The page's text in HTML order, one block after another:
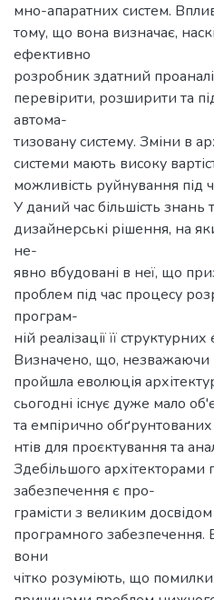
мно-апаратних систем.
тому, що вона визначає,
ефективно
розробник здатний
перевірити, розширити та
автома-
тизовану систему. Зміни в
системи мають високу
можливість руйнування під
У даний час більшість знань
дизайнерські рішення, на
не-
явно вбудовані в неї, що
проблем під час процесу
програм-
ній реалізації її
Визначено, що, незважаючи
пройшла еволюція
сьогодні існує дуже мало
та емпірично
нтів для проєктування та
Здебільшого архітекторами
забезпечення є про-
грамісти з великим
програмного
вони
чітко розуміють, що помилки